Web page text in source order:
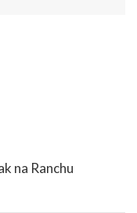
na Ranchu